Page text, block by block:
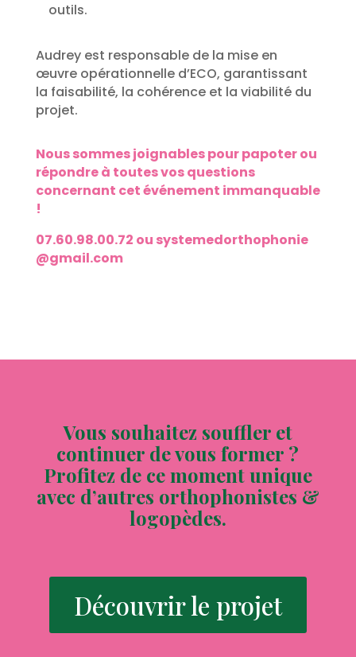
outils.
Audrey est responsable de la mise en
œuvre opérationnelle d’ECO, garantissant
la faisabilité, la cohérence et la viabilité du
projet.
Nous sommes joignables pour papoter ou
répondre à toutes vos questions
concernant cet événement immanquable
!
07.60.98.00.72 ou systemedorthophonie
@gmail.com
Vous souhaitez souffler et
continuer de vous former ?
Profitez de ce moment unique
avec d’autres orthophonistes &
logopèdes.
Découvrir le projet